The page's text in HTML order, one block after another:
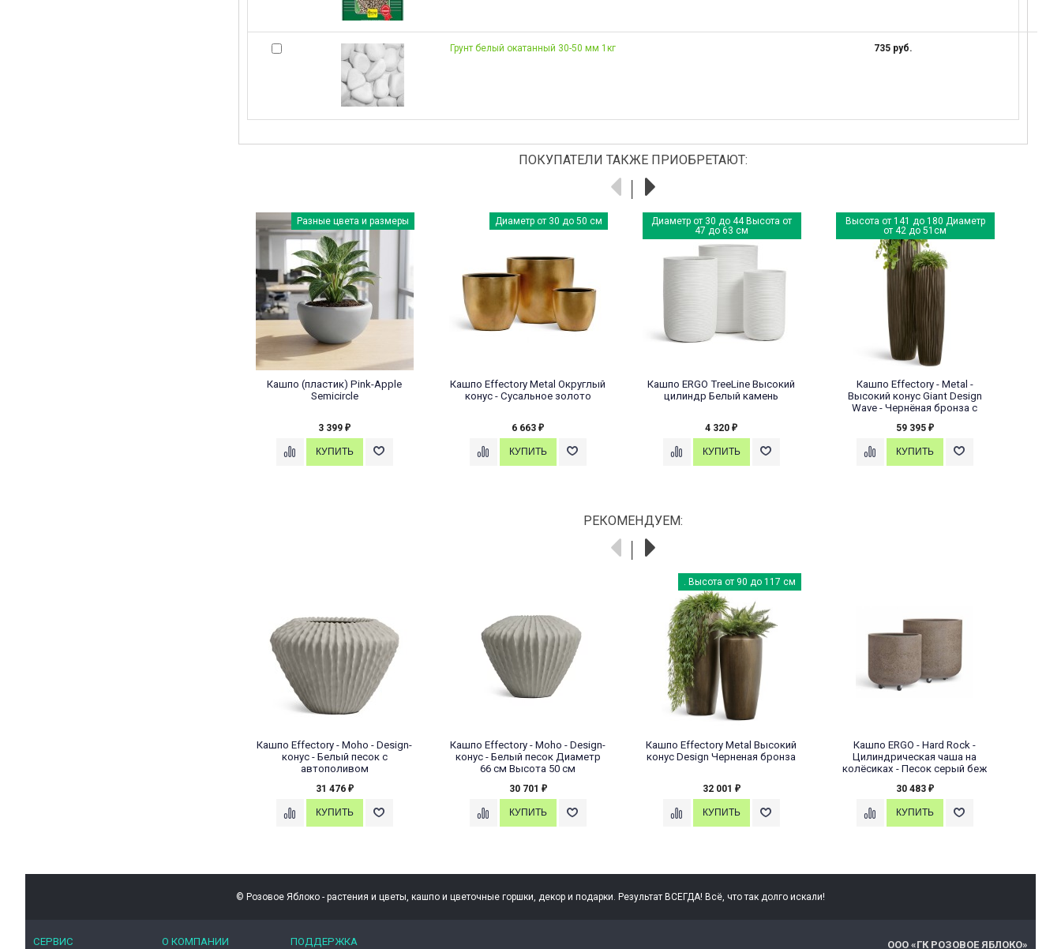
Грунт белый окатанный 30-50 мм 1кг 735 руб.
ПОКУПАТЕЛИ ТАКЖЕ ПРИОБРЕТАЮТ:
Разные цвета и размеры
Кашпо (пластик) Pink-Apple
Semicircle
3 399 ₽
Диаметр от 30 до 50 см
Кашпо Effectory Metal Округлый
конус - Сусальное золото
6 663 ₽
Диаметр от 30 до 44 Высота от
47 до 63 см
Кашпо ERGO TreeLine Высокий
цилиндр Белый камень
4 320 ₽
Высота от 141 до 180 Диаметр
от 42 до 51см
Кашпо Effectory - Metal -
Высокий конус Giant Design
Wave - Чернёная бронза с
59 395 ₽
РЕКОМЕНДУЕМ:
Кашпо Effectory - Moho - Design-
конус - Белый песок с
автополивом
31 476 ₽
Кашпо Effectory - Moho - Design-
конус - Белый песок Диаметр
66 см Высота 50 см
30 701 ₽
. Высота от 90 до 117 см
Кашпо Effectory Metal Высокий
конус Design Черненая бронза
32 001 ₽
Кашпо ERGO - Hard Rock -
Цилиндрическая чаша на
колёсиках - Песок серый беж
30 483 ₽
© Розовое Яблоко - растения и цветы, кашпо и цветочные горшки, декор и подарки. Результат ВСЕГДА! Всё, что так долго искали!
СЕРВИС О КОМПАНИИ ПОДДЕРЖКА ООО «ГК РОЗОВОЕ ЯБЛОКО»